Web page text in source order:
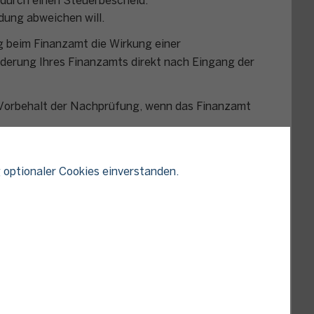
Cookies einverstanden.
abweichen will.
Finanzamt die Wirkung einer
Ihres Finanzamts direkt nach Eingang der
der Nachprüfung, wenn das Finanzamt